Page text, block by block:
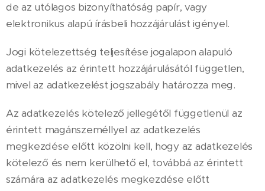
de az utólagos bizonyíthatóság papír, vagy
elektronikus alapú írásbeli hozzájárulást igényel.
Jogi kötelezettség teljesítése jogalapon alapuló
adatkezelés az érintett hozzájárulásától független,
mivel az adatkezelést jogszabály határozza meg.
Az adatkezelés kötelező jellegétől függetlenül az
érintett magánszeméllyel az adatkezelés
megkezdése előtt közölni kell, hogy az adatkezelés
kötelező és nem kerülhető el, továbbá az érintett
számára az adatkezelés megkezdése előtt